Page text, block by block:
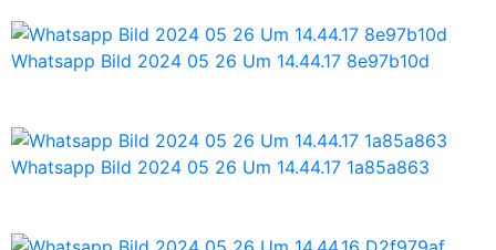
Whatsapp Bild 2024 05 26 Um 14.44.17 8e97b10d
Whatsapp Bild 2024 05 26 Um 14.44.17 1a85a863